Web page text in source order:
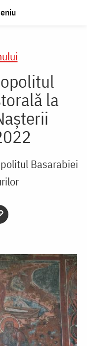
la
Basarabiei